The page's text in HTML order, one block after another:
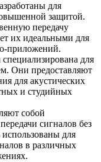
для
защитой.
передачу
их идеальными для
приложений.
для
Они предоставляют
для акустических
и студийных
собой
сигналов без
для
в различных